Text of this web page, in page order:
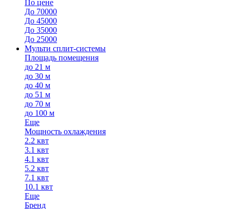
По цене
До 70000
До 45000
До 35000
До 25000
Мульти сплит-системы
Площадь помещения
до 21 м
до 30 м
до 40 м
до 51 м
до 70 м
до 100 м
Еще
Мощность охлаждения
2.2 квт
3.1 квт
4.1 квт
5.2 квт
7.1 квт
10.1 квт
Еще
Бренд